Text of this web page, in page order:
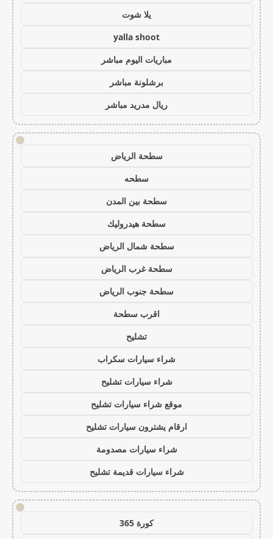
يلا شوت
yalla shoot
مباريات اليوم مباشر
برشلونة مباشر
ريال مدريد مباشر
!
سطحة الرياض
سطحه
سطحة بين المدن
سطحة هيدروليك
سطحة شمال الرياض
سطحة غرب الرياض
سطحة جنوب الرياض
اقرب سطحة
تشليح
شراء سيارات سكراب
شراء سيارات تشليح
موقع شراء سيارات تشليح
ارقام يشترون سيارات تشليح
شراء سيارات مصدومة
شراء سيارات قديمة تشليح
!
كورة 365